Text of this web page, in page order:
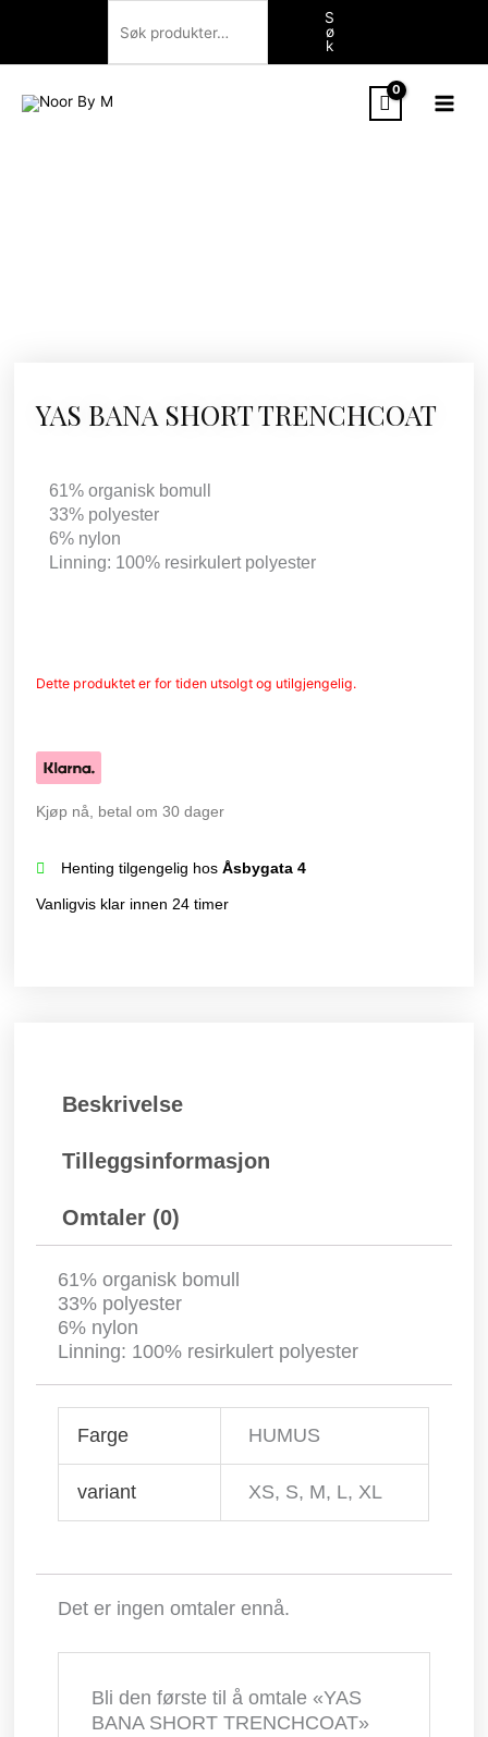
S
ø
k
YAS BANA SHORT TRENCHCOAT
61% organisk bomull
33% polyester
6% nylon
Linning: 100% resirkulert polyester
Dette produktet er for tiden utsolgt og utilgjengelig.
Kjøp nå, betal om 30 dager
Henting tilgengelig hos Åsbygata 4
Vanligvis klar innen 24 timer
Beskrivelse
Tilleggsinformasjon
Omtaler (0)
61% organisk bomull
33% polyester
6% nylon
Linning: 100% resirkulert polyester
Farge HUMUS
variant XS, S, M, L, XL
Det er ingen omtaler ennå.
Bli den første til å omtale «YAS
BANA SHORT TRENCHCOAT»